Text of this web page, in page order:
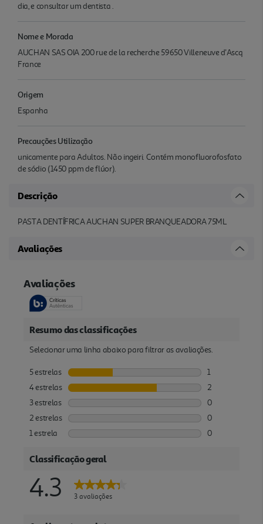
dia, e consultar um dentista .
Nome e Morada
AUCHAN SAS OIA 200 rue de la recherche 59650 Villeneuve d'Ascq
France
Origem
Espanha
Precauções Utilização
unicamente para Adultos. Não ingeiri. Contém monofluorofosfato
de sódio (1450 ppm de flúor).
Descrição
PASTA DENTÍFRICA AUCHAN SUPER BRANQUEADORA 75ML
Avaliações